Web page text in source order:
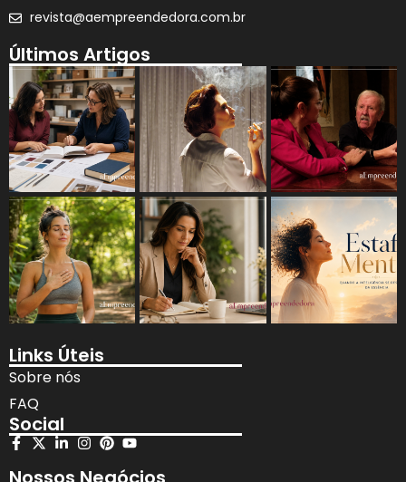
revista@aempreendedora.com.br
Últimos Artigos
Links Úteis
Sobre nós
FAQ
Social